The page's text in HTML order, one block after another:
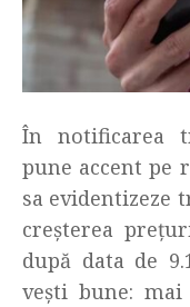
În notificarea
pune accent pe
sa evidentizeze
creşterea
după data de
veşti bune: